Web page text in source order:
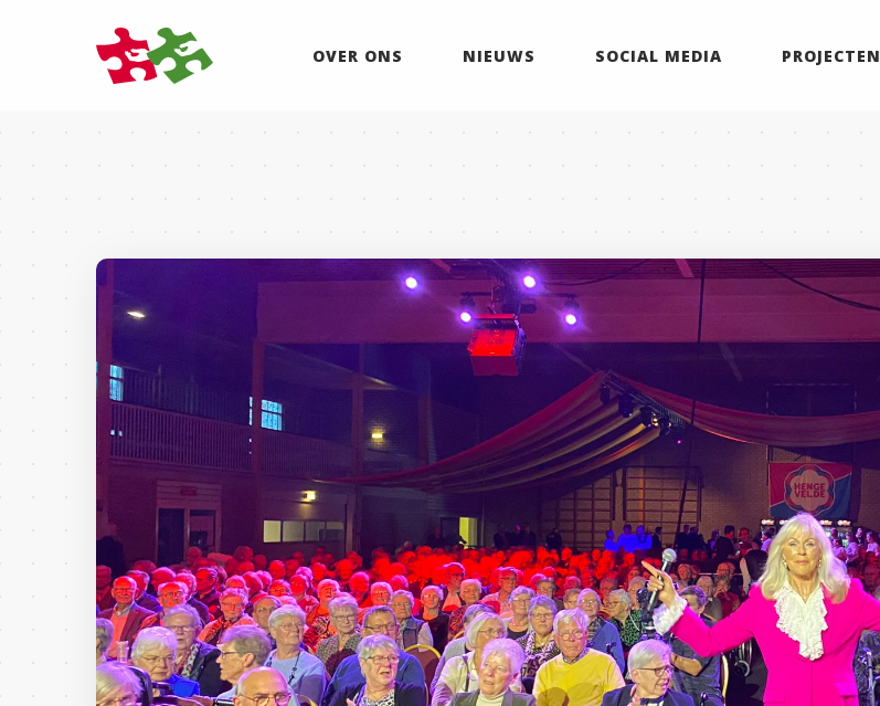
OVER ONS NIEUWS SOCIAL MEDIA PROJECTEN